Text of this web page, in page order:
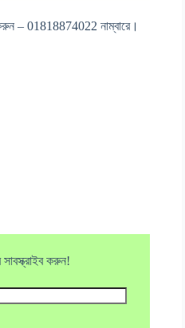
করুন – 01818874022 নাম্বারে।
করুন!